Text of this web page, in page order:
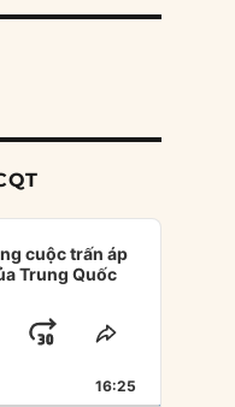
cuộc trấn áp
Trung Quốc
JUMP
FORWARD
SHARE
EPISODE
16:25